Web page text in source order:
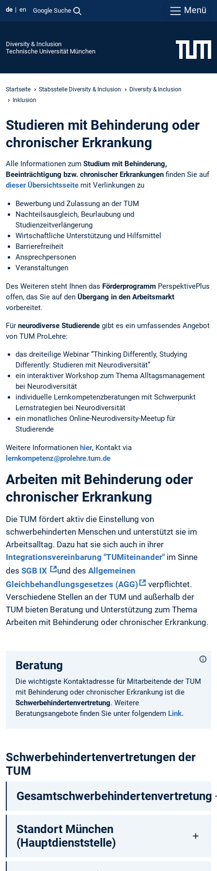
de en Google Suche Menü
Diversity & Inclusion
Technische Universität München
Startseite Stabsstelle Diversity & Inclusion
Diversity & Inclusion
Inklusion
Studieren mit Behinderung oder
chronischer Erkrankung
Alle Informationen zum Studium mit Behinderung,
Beeinträchtigung bzw. chronischer Erkrankungen finden Sie auf
dieser Übersichtsseite mit Verlinkungen zu
Bewerbung und Zulassung an der TUM
Nachteilsausgleich, Beurlaubung und
Studienzeitverlängerung
Wirtschaftliche Unterstützung und Hilfsmittel
Barrierefreiheit
Ansprechpersonen
Veranstaltungen
Des Weiteren steht Ihnen das Förderprogramm PerspektivePlus
offen, das Sie auf den Übergang in den Arbeitsmarkt
vorbereitet.
Für neurodiverse Studierende gibt es ein umfassendes Angebot
von TUM ProLehre:
das dreiteilige Webinar “Thinking Differently, Studying
Differently: Studieren mit Neurodiversität”
ein interaktiver Workshop zum Thema Alltagsmanagement
bei Neurodiversität
individuelle Lernkompetenzberatungen mit Schwerpunkt
Lernstrategien bei Neurodiversität
ein monatliches Online-Neurodiversity-Meetup für
Studierende
Weitere Informationen hier, Kontakt via
lernkompetenz@prolehre.tum.de
Arbeiten mit Behinderung oder
chronischer Erkrankung
Die TUM fördert aktiv die Einstellung von
schwerbehinderten Menschen und unterstützt sie im
Arbeitsalltag. Dazu hat sie sich auch in ihrer
Integrationsvereinbarung "TUMiteinander" im Sinne
des SGB IX und des Allgemeinen
Gleichbehandlungsgesetzes (AGG)
verpflichtet.
Verschiedene Stellen an der TUM und außerhalb der
TUM bieten Beratung und Unterstützung zum Thema
Arbeiten mit Behinderung oder chronischer Erkrankung.
Beratung
Die wichtigste Kontaktadresse für Mitarbeitende der TUM
mit Behinderung oder chronischer Erkrankung ist die
Schwerbehindertenvertretung. Weitere
Beratungsangebote finden Sie unter folgendem Link.
Schwerbehindertenvertretungen der
TUM
Gesamtschwerbehindertenvertretung
Standort München
(Hauptdienststelle)